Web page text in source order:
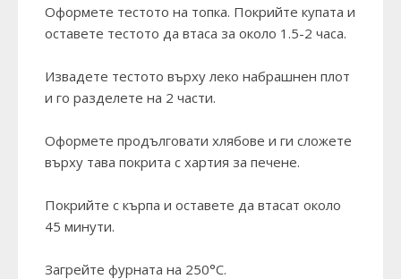
Оформете тестото на топка. Покрийте купата и
оставете тестото да втаса за около 1.5-2 часа.
Извадете тестото върху леко набрашнен плот
и го разделете на 2 части.
Оформете продълговати хлябове и ги сложете
върху тава покрита с хартия за печене.
Покрийте с кърпа и оставете да втасат около
45 минути.
Загрейте фурната на 250°C.